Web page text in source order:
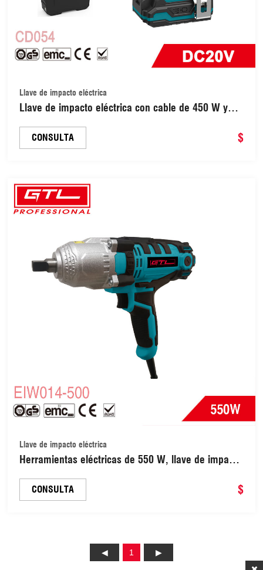
Llave de impacto eléctrica
Llave de impacto eléctrica con cable de 450 W y
CONSULTA $
Llave de impacto eléctrica
Herramientas eléctricas de 550 W, llave de impacto
CONSULTA $
1